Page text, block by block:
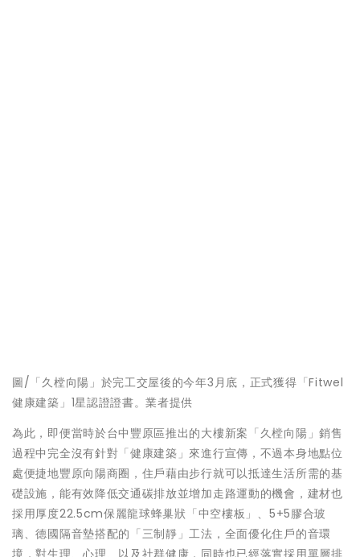
圖/「久樘向陽」於完工交屋後的今年3月底，正式獲得「Fitwel
健康建築」1星認證證書。業者提供
為此，即便當時於台中豐原區推出的大樓新案「久樘向陽」銷售
過程中完全沒有針對「健康建築」來進行宣傳，不過本身地點位
處便捷地豐原向陽商圈，住戶藉由步行就可以抵達生活所需的基
礎設施，能有效降低交通碳排放並增加走路運動的機會，建材也
採用厚度22.5cm保麗龍球蜂巢狀「中空樓板」、5+5膠合玻
璃、德國隔音墊搭配的「三制靜」工法，全面優化住戶的音環
境，對生理、心理、以及社群健康，同時也已經落實採用單層排